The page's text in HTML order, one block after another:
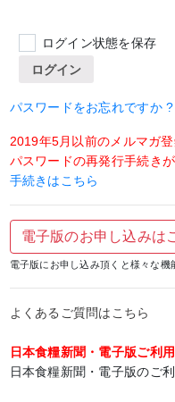
ログイン状態を保存
ログイン
パスワードをお忘れですか ?
2019年5月以前のメルマガ
パスワードの再発行手続きが
手続きはこちら
電子版のお申し込みは
電子版にお申し込み頂くと様々な機
よくあるご質問はこちら
日本食糧新聞・電子版ご利
日本食糧新聞・電子版のご